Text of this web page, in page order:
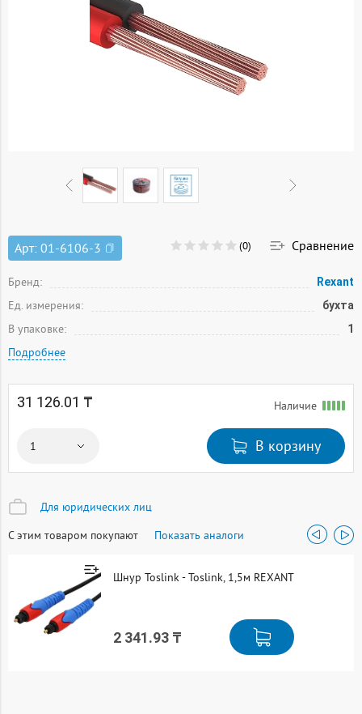
Арт: 01-6106-3 (0) Сравнение
Бренд: Rexant
Ед. измерения: бухта
В упаковке: 1
Подробнее
31 126.01 ₸ Наличие
В корзину
Для юридических лиц
С этим товаром покупают
Показать аналоги
Шнур Toslink - Toslink, 1,5м REXANT
2 341.93 ₸